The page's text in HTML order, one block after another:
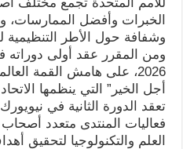
الخبرات وأفضل الممارسات،
وشفافة حول الأطر التنظيمية
2026، على هامش القمة
أجل الخير” التي ينظمها
فعاليات المنتدى متعدد
العلم والتكنولوجيا لتحقيق